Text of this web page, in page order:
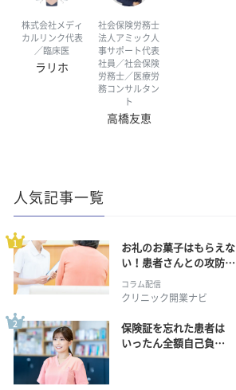
株式会社メディ
カルリンク代表
／臨床医
ラリホ
社会保険労務士
法人アミック人
事サポート代表
社員／社会保険
労務士／医療労
務コンサルタン
ト
高橋友恵
人気記事一覧
お礼のお菓子はもらえな
い！患者さんとの攻防の
コラム配信
クリニック開業ナビ
保険証を忘れた患者は
いったん全額自己負